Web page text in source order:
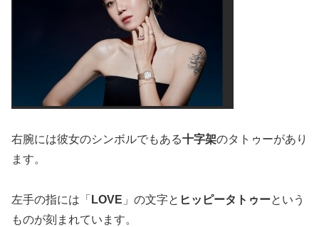
右腕には彼女のシンボルでもある十字架のタトゥーがあり
ます。
左手の指には「 LOVE 」の文字と ヒッピータトゥーという
ものが刻まれています。